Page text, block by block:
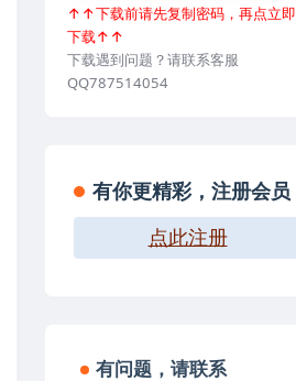
↑↑下载前请先复制密码，再点立即
下载↑↑
下载遇到问题？请联系客服
QQ787514054
有你更精彩，注册会员
点此注册
有问题，请联系